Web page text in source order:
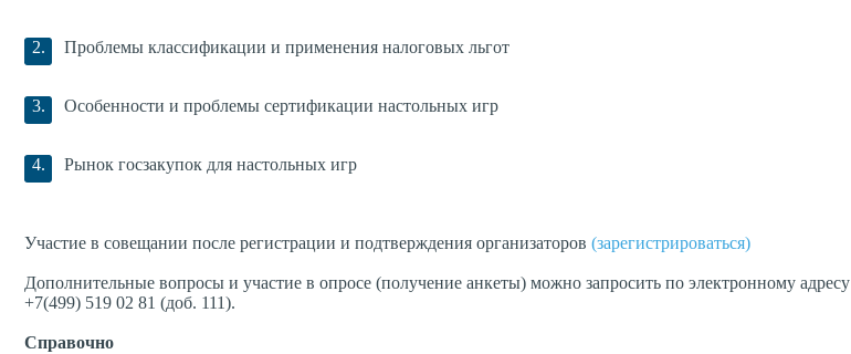
Проблемы классификации и применения налоговых льгот
Особенности и проблемы сертификации настольных игр
Рынок госзакупок для настольных игр
Участие в совещании после регистрации и подтверждения организаторов (зарегистрироваться)
Дополнительные вопросы и участие в опросе (получение анкеты) можно запросить по электронному адресу
+7(499) 519 02 81 (доб. 111).
Справочно